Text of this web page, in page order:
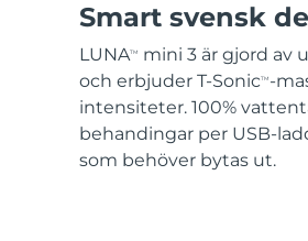
Smart svensk
LUNATM
mini 3 är gjord av
och erbjuder T-SonicTM -
intensiteter. 100%
behandingar per USB-
som behöver bytas ut.